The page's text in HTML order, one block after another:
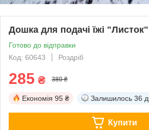
Дошка для подачі їжі "Листок"
Готово до відправки
Код: 60643
Роздріб
285 ₴ 380 ₴
Економія 95 ₴ Залишилось 36
Купити